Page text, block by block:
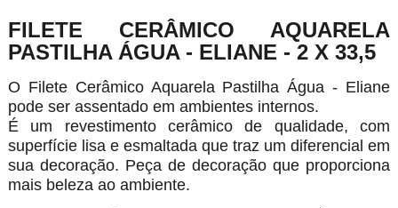
FILETE CERÂMICO AQUARELA
PASTILHA ÁGUA - ELIANE - 2 X 33,5
O Filete Cerâmico Aquarela Pastilha Água - Eliane
pode ser assentado em ambientes internos.
É um revestimento cerâmico de qualidade, com
superfície lisa e esmaltada que traz um diferencial em
sua decoração. Peça de decoração que proporciona
mais beleza ao ambiente.